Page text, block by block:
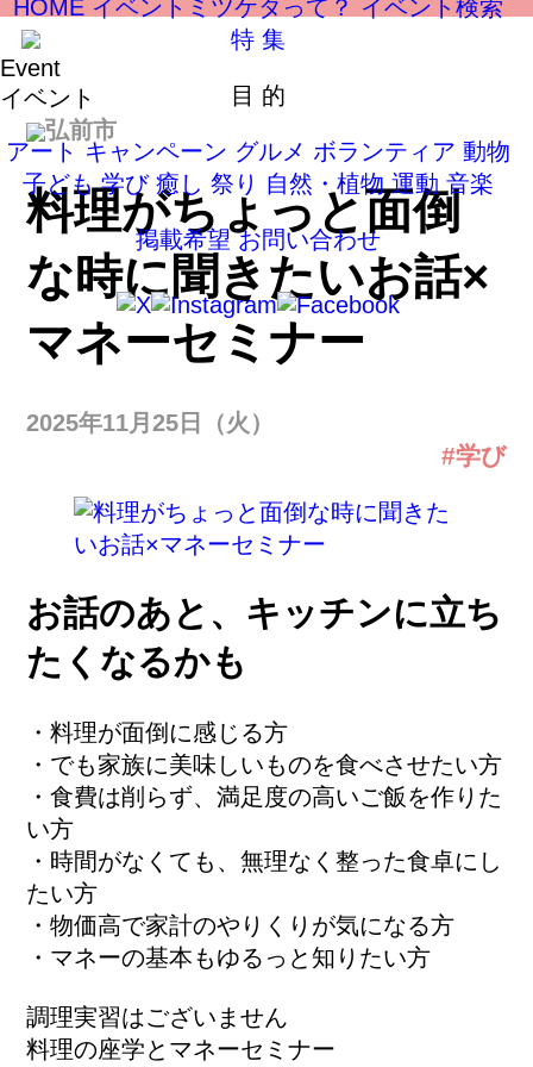
HOME イベントミツケタって？ イベント検索
特 集
目 的
アート キャンペーン グルメ ボランティア 動物
子ども 学び 癒し 祭り 自然・植物 運動 音楽
掲載希望 お問い合わせ
Event
イベント
弘前市
料理がちょっと面倒
な時に聞きたいお話×
マネーセミナー
2025年11月25日（火）
#学び
お話のあと、キッチンに立ち
たくなるかも
・料理が面倒に感じる方
・でも家族に美味しいものを食べさせたい方
・食費は削らず、満足度の高いご飯を作りた
い方
・時間がなくても、無理なく整った食卓にし
たい方
・物価高で家計のやりくりが気になる方
・マネーの基本もゆるっと知りたい方
調理実習はございません
料理の座学とマネーセミナー